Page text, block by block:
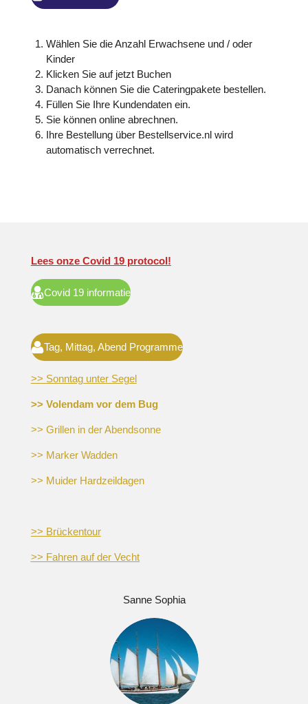
Wählen Sie die Anzahl Erwachsene und / oder
Kinder
Klicken Sie auf jetzt Buchen
Danach können Sie die Cateringpakete bestellen.
Füllen Sie Ihre Kundendaten ein.
Sie können online abrechnen.
Ihre Bestellung über Bestellservice.nl wird
automatisch verrechnet.
Lees onze Covid 19 protocol!
Covid 19 informatie
Tag, Mittag, Abend Programme
>> Sonntag unter Segel
>> Volendam vor dem Bug
>> Grillen in der Abendsonne
>> Marker Wadden
>> Muider Hardzeildagen
>> Brückentour
>> Fahren auf der Vecht
Sanne Sophia